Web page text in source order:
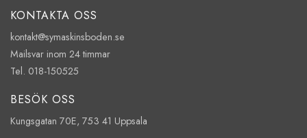
KONTAKTA OSS
kontakt@symaskinsboden.se
Mailsvar inom 24 timmar
Tel. 018-150525
BESÖK OSS
Kungsgatan 70E, 753 41 Uppsala